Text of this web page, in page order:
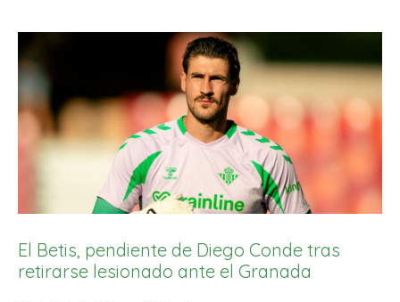
El Betis, pendiente de Diego Conde tras
retirarse lesionado ante el Granada